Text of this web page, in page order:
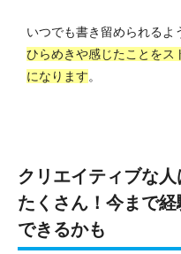
いつでも書き留められるよ
ひらめきや感じたことをス
になります。
クリエイティブな
たくさん！今まで
できるかも